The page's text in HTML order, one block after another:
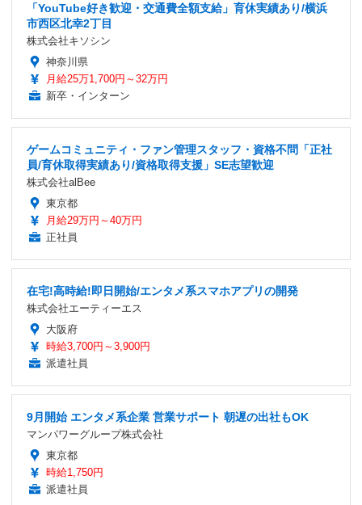
「YouTube好き歓迎・交通費全額支給」育休実績あり/横浜
市西区北幸2丁目
株式会社キソシン
神奈川県
月給25万1,700円～32万円
新卒・インターン
ゲームコミュニティ・ファン管理スタッフ・資格不問「正社
員/育休取得実績あり/資格取得支援」SE志望歓迎
株式会社alBee
東京都
月給29万円～40万円
正社員
在宅!高時給!即日開始/エンタメ系スマホアプリの開発
株式会社エーティーエス
大阪府
時給3,700円～3,900円
派遣社員
9月開始 エンタメ系企業 営業サポート 朝遅の出社もOK
マンパワーグループ株式会社
東京都
時給1,750円
派遣社員